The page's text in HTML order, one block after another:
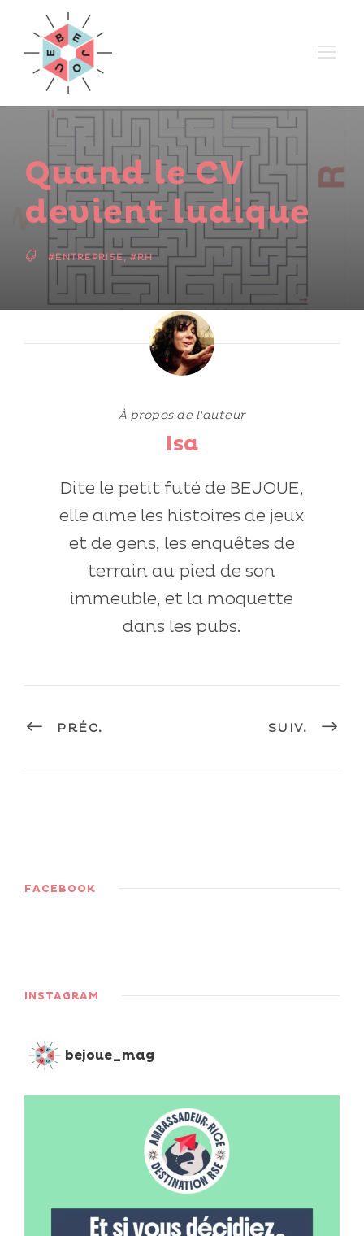
Quand le CV
devient ludique
#ENTREPRISE, #RH
À propos de l'auteur
Isa
Dite le petit futé de BEJOUE,
elle aime les histoires de jeux
et de gens, les enquêtes de
terrain au pied de son
immeuble, et la moquette
dans les pubs.
PRÉC. SUIV.
FACEBOOK
INSTAGRAM
bejoue_mag